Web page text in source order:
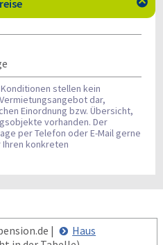
stellen kein
dar,
Einordnung bzw. Übersicht,
vorhanden. Der
per Telefon oder E-Mail gerne
konkreten
|
Haus